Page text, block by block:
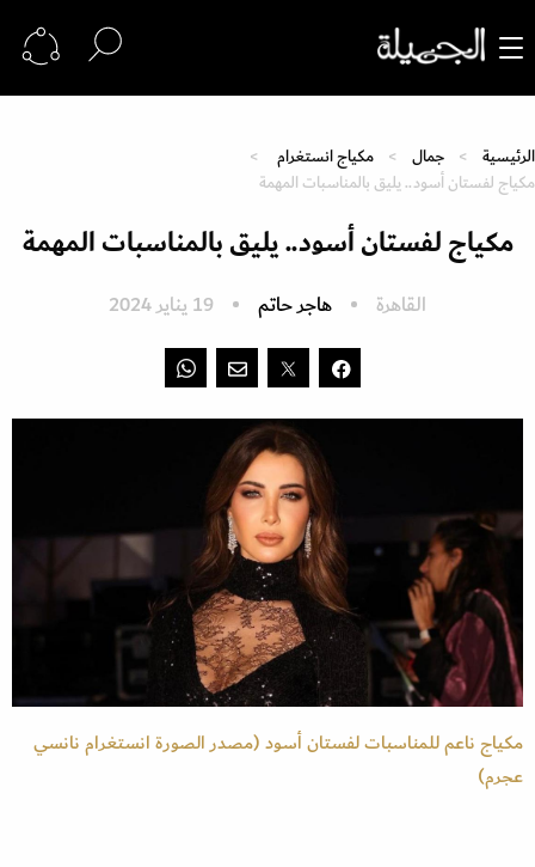
الرئيسية جمال
مكياج انستغرام
مكياج لفستان أسود.. يليق بالمناسبات المهمة
مكياج لفستان أسود.. يليق بالمناسبات المهمة
القاهرة هاجر حاتم 19 يناير 2024
مكياج ناعم للمناسبات لفستان أسود (مصدر الصورة انستغرام نانسي
عجرم)